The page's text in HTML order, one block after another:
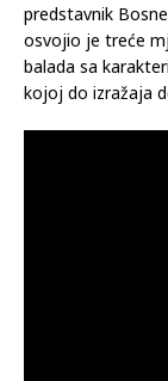
predstavnik
osvojio je treće
balada sa
kojoj do izražaja